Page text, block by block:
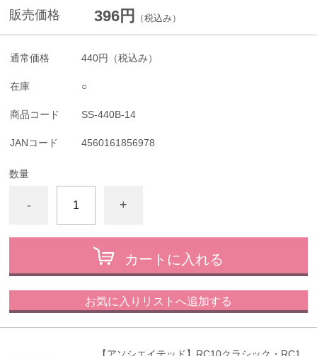
販売価格 396円 （税込み）
通常価格 440円 （税込み）
在庫 ○
商品コード SS-440B-14
JANコード 4560161856978
数量
- +
カートに入れる
お気に入りリストへ追加する